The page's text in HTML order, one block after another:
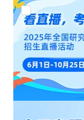
我已阅读并同
使用协议》